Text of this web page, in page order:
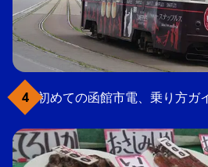
初めての函館市電、乗り方ガ